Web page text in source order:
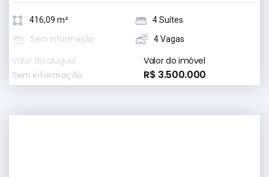
416,09 m²
4 Suítes
Sem informação
4 Vagas
Valor do aluguel
Sem informação
Valor do imóvel
R$ 3.500.000